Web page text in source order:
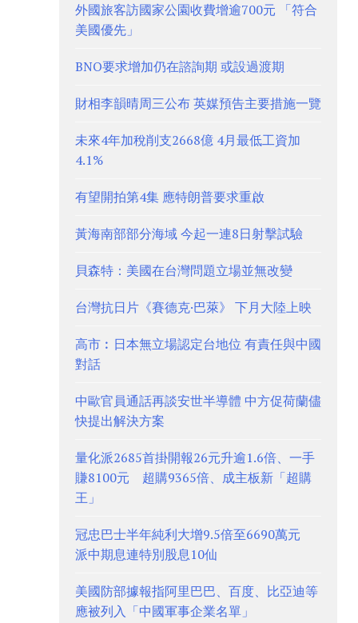
外國旅客訪國家公園收費增逾700元 「符合
美國優先」
BNO要求增加仍在諮詢期 或設過渡期
財相李韻晴周三公布 英媒預告主要措施一覽
未來4年加稅削支2668億 4月最低工資加
4.1%
有望開拍第4集 應特朗普要求重啟
黃海南部部分海域 今起一連8日射擊試驗
貝森特：美國在台灣問題立場並無改變
台灣抗日片《賽德克·巴萊》 下月大陸上映
高市︰日本無立場認定台地位 有責任與中國
對話
中歐官員通話再談安世半導體 中方促荷蘭儘
快提出解決方案
量化派2685首掛開報26元升逾1.6倍、一手
賺8100元 超購9365倍、成主板新「超購
王」
冠忠巴士半年純利大增9.5倍至6690萬元
派中期息連特別股息10仙
美國防部據報指阿里巴巴、百度、比亞迪等
應被列入「中國軍事企業名單」